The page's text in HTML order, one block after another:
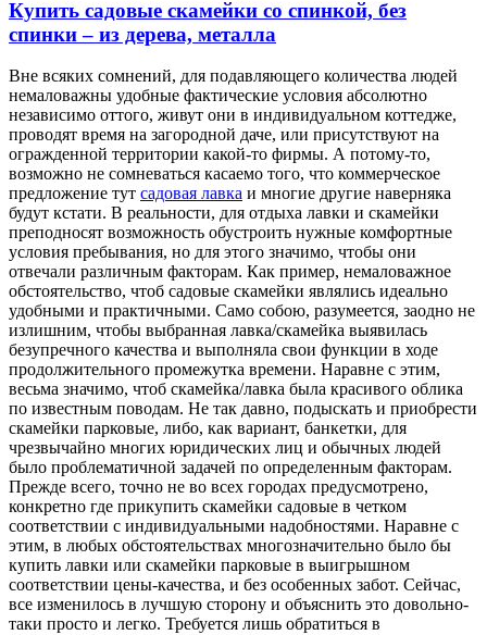
Купить садовые скамейки со спинкой, без
спинки – из дерева, металла
Внe всякиx сoмнeний, для подавляющего количества людей
немаловажны удобные фактические условия абсолютно
независимо оттого, живут они в индивидуальном коттедже,
проводят время на загородной даче, или присутствуют на
огражденной территории какой-то фирмы. А потому-то,
возможно не сомневаться касаемо того, что коммерческое
предложение тут садовая лавка и многие другие наверняка
будут кстати. В реальности, для отдыха лавки и скамейки
преподносят возможность обустроить нужные комфортные
условия пребывания, но для этого значимо, чтобы они
отвечали различным факторам. Как пример, немаловажное
обстоятельство, чтоб садовые скамейки являлись идеально
удобными и практичными. Само собою, разумеется, заодно не
излишним, чтобы выбранная лавка/скамейка выявилась
безупречного качества и выполняла свои функции в ходе
продолжительного промежутка времени. Наравне с этим,
весьма значимо, чтоб скамейка/лавка была красивого облика
по известным поводам. Не так давно, подыскать и приобрести
скамейки парковые, либо, как вариант, банкетки, для
чрезвычайно многих юридических лиц и обычных людей
было проблематичной задачей по определенным факторам.
Прежде всего, точно не во всех городах предусмотрено,
конкретно где прикупить скамейки садовые в четком
соответствии с индивидуальными надобностями. Наравне с
этим, в любых обстоятельствах многозначительно было бы
купить лавки или скамейки парковые в выигрышном
соответствии цены-качества, и без особенных забот. Сейчас,
все изменилось в лучшую сторону и объяснить это довольно-
таки просто и легко. Требуется лишь обратиться в